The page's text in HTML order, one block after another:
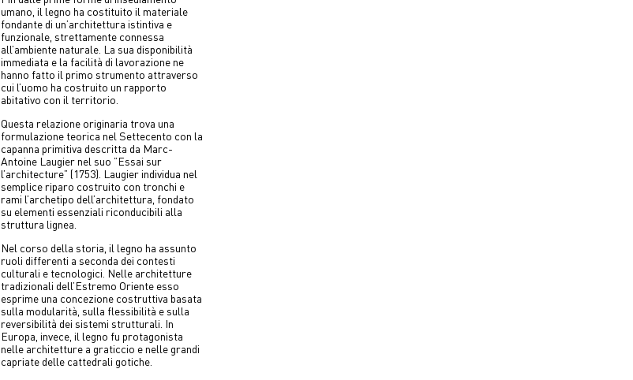
umano, il legno ha costituito il materiale
fondante di un’architettura istintiva e
funzionale, strettamente connessa
all’ambiente naturale. La sua disponibilità
immediata e la facilità di lavorazione ne
hanno fatto il primo strumento attraverso
cui l’uomo ha costruito un rapporto
abitativo con il territorio.
Questa relazione originaria trova una
formulazione teorica nel Settecento con la
capanna primitiva descritta da Marc-
Antoine Laugier nel suo ”Essai sur
l’architecture” (1753). Laugier individua nel
semplice riparo costruito con tronchi e
rami l’archetipo dell’architettura, fondato
su elementi essenziali riconducibili alla
struttura lignea.
Nel corso della storia, il legno ha assunto
ruoli differenti a seconda dei contesti
culturali e tecnologici. Nelle architetture
tradizionali dell’Estremo Oriente esso
esprime una concezione costruttiva basata
sulla modularità, sulla flessibilità e sulla
reversibilità dei sistemi strutturali. In
Europa, invece, il legno fu protagonista
nelle architetture a graticcio e nelle grandi
capriate delle cattedrali gotiche.